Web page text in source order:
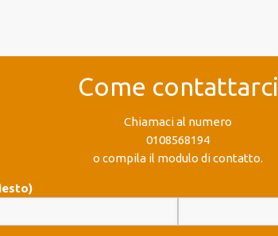
Come contattarci
Chiamaci al numero
0108568194
o compila il modulo di contatto.